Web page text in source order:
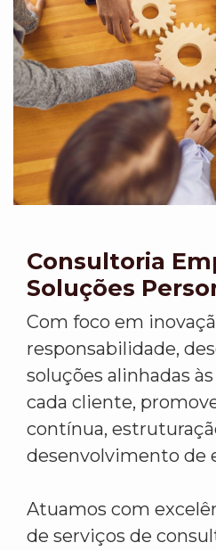
Consultoria
Soluções
Com foco em
responsabilidade,
soluções alinhadas
cada cliente,
contínua,
desenvolvimento de
Atuamos com
de serviços de